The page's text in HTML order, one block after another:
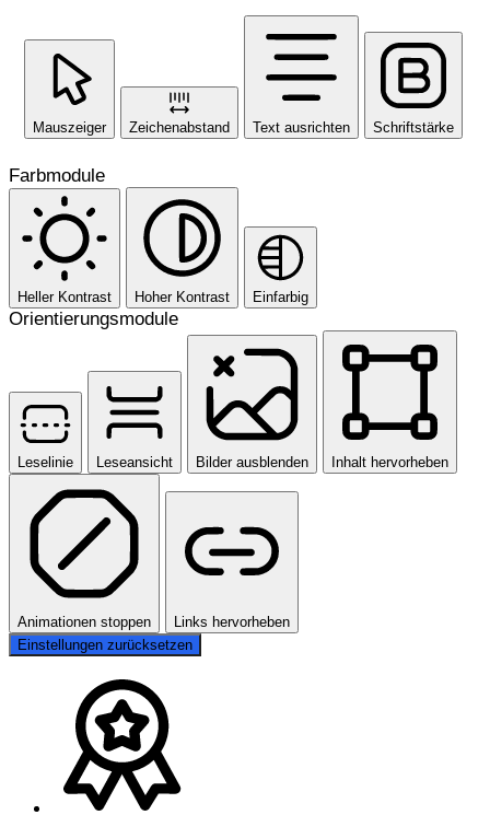
Mauszeiger Zeichenabstand Text ausrichten Schriftstärke
Farbmodule
Heller Kontrast Hoher Kontrast Einfarbig
Orientierungsmodule
Leselinie Leseansicht Bilder ausblenden Inhalt hervorheben
Animationen stoppen
Links hervorheben
Einstellungen zurücksetzen